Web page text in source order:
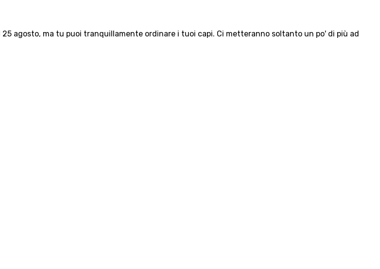
agosto, ma tu puoi tranquillamente ordinare i tuoi capi. Ci metteranno soltanto un po' di più ad